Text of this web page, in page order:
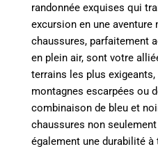
randonnée exquises qui
excursion en une aventure
chaussures, parfaitement
en plein air, sont votre
terrains les plus exigeants,
montagnes escarpées ou
combinaison de bleu et
chaussures non
également une durabilité